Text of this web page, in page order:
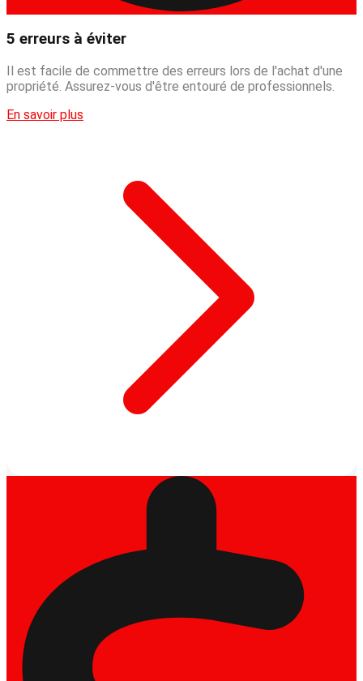
5 erreurs à éviter
Il est facile de commettre des erreurs lors de l'achat d'une
propriété. Assurez-vous d'être entouré de professionnels.
En savoir plus